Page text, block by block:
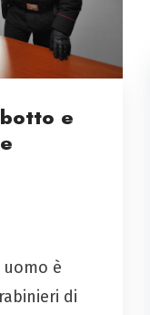
e
uomo è
di